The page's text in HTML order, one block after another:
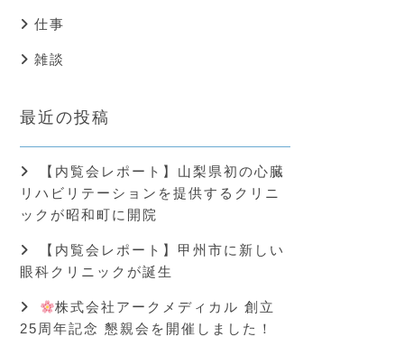
仕事
雑談
最近の投稿
【内覧会レポート】山梨県初の心臓
リハビリテーションを提供するクリニ
ックが昭和町に開院
【内覧会レポート】甲州市に新しい
眼科クリニックが誕生
株式会社アークメディカル 創立
25周年記念 懇親会を開催しました！